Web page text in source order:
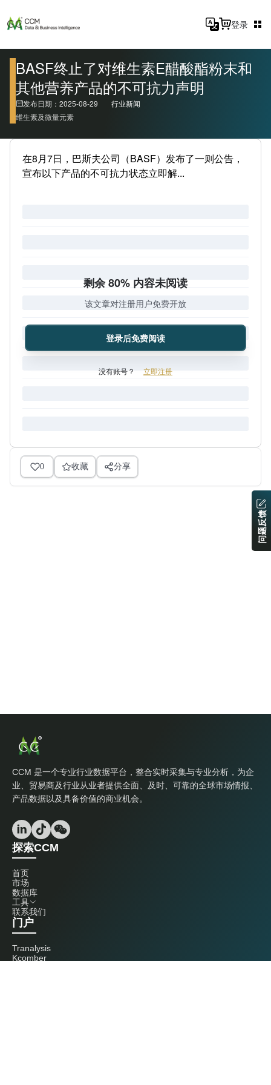
登录
BASF终止了对维生素E醋酸酯粉末和
其他营养产品的不可抗力声明
发布日期：2025-08-29
行业新闻
维生素及微量元素
在8月7日，巴斯夫公司（BASF）发布了一则公告，
宣布以下产品的不可抗力状态立即解...
剩余 80% 内容未阅读
该文章对注册用户免费开放
登录后免费阅读
没有账号？ 立即注册
0 收藏 分享
CCM 是一个专业行业数据平台，整合实时采集与专业分析，为企
业、贸易商及行业从业者提供全面、及时、可靠的全球市场情报、
产品数据以及具备价值的商业机会。
探索CCM
首页
市场
数据库
工具
联系我们
门户
Tranalysis
Kcomber
问题反馈